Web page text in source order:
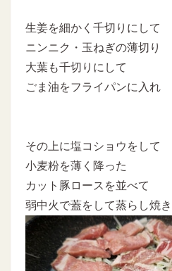
生姜を細かく千切りにして
ニンニク・玉ねぎの薄切り
大葉も千切りにして
ごま油をフライパンに入れ
その上に塩コショウをして
小麦粉を薄く降った
カット豚ロースを並べて
弱中火で蓋をして蒸らし焼き